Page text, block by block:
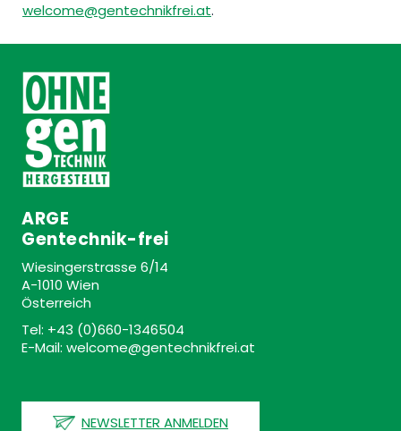
welcome@gentechnikfrei.at.
ARGE
Gentechnik-frei
Wiesingerstrasse 6/14
A-1010 Wien
Österreich
Tel: +43 (0)660-1346504
E-Mail: welcome@gentechnikfrei.at
NEWSLETTER ANMELDEN